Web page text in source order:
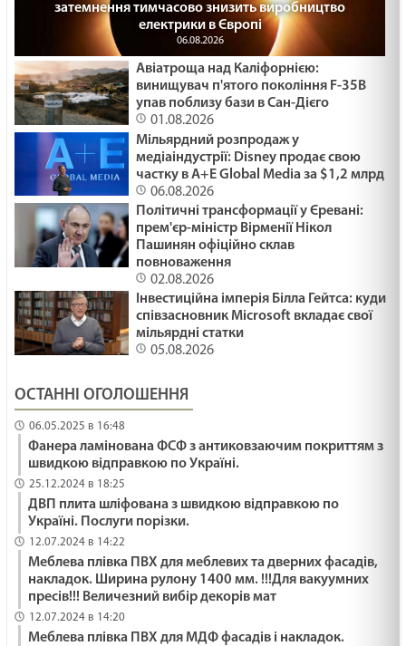
затемнення тимчасово знизить виробництво
електрики в Європі
06.08.2026
Авіатроща над Каліфорнією:
винищувач п'ятого покоління F-35B
упав поблизу бази в Сан-Дієго
01.08.2026
Мільярдний розпродаж у
медіаіндустрії: Disney продає свою
частку в A+E Global Media за $1,2 млрд
06.08.2026
Політичні трансформації у Єревані:
прем'єр-міністр Вірменії Нікол
Пашинян офіційно склав
повноваження
02.08.2026
Інвестиційна імперія Білла Гейтса: куди
співзасновник Microsoft вкладає свої
мільярдні статки
05.08.2026
ОСТАННІ ОГОЛОШЕННЯ
06.05.2025 в 16:48
Фанера ламінована ФСФ з антиковзаючим покриттям з
швидкою відправкою по Україні.
25.12.2024 в 18:25
ДВП плита шліфована з швидкою відправкою по
Україні. Послуги порізки.
12.07.2024 в 14:22
Меблева плівка ПВХ для меблевих та дверних фасадів,
накладок. Ширина рулону 1400 мм. !!!Для вакуумних
пресів!!! Величезний вибір декорів мат
12.07.2024 в 14:20
Меблева плівка ПВХ для МДФ фасадів і накладок.